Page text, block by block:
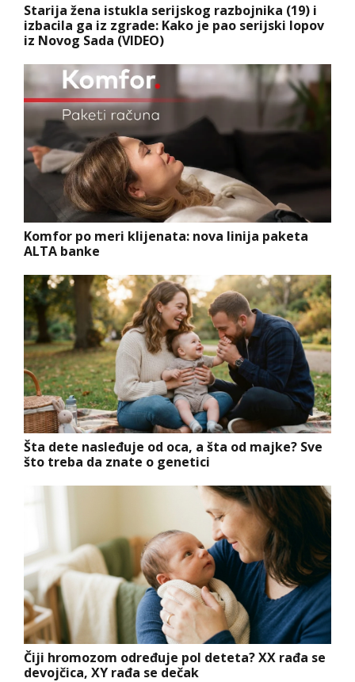
Starija žena istukla serijskog razbojnika (19) i
izbacila ga iz zgrade: Kako je pao serijski lopov
iz Novog Sada (VIDEO)
Komfor po meri klijenata: nova linija paketa
ALTA banke
Šta dete nasleđuje od oca, a šta od majke? Sve
što treba da znate o genetici
Čiji hromozom određuje pol deteta? XX rađa se
devojčica, XY rađa se dečak